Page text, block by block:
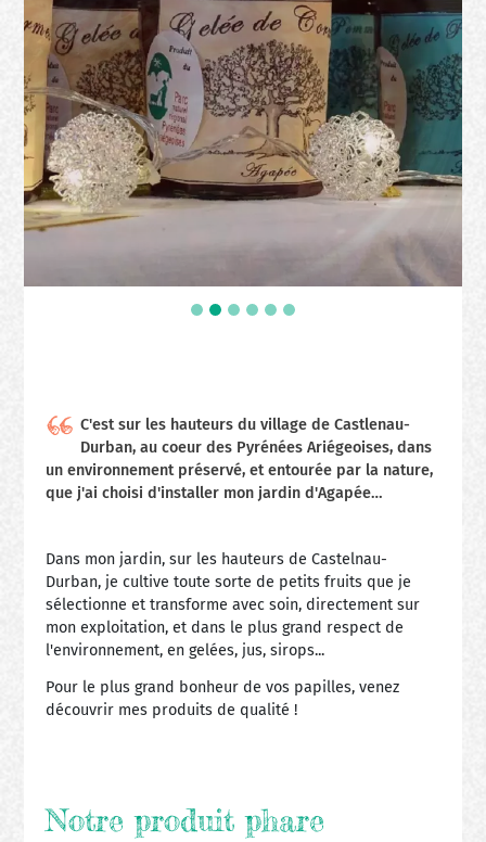
C'est sur les hauteurs du village de Castlenau-
Durban, au coeur des Pyrénées Ariégeoises, dans
un environnement préservé, et entourée par la nature,
que j'ai choisi d'installer mon jardin d'Agapée…
Dans mon jardin, sur les hauteurs de Castelnau-
Durban, je cultive toute sorte de petits fruits que je
sélectionne et transforme avec soin, directement sur
mon exploitation, et dans le plus grand respect de
l'environnement, en gelées, jus, sirops...
Pour le plus grand bonheur de vos papilles, venez
découvrir mes produits de qualité !
Notre produit phare